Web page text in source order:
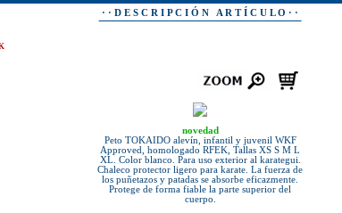
· · D E S C R I P C I Ó N A R T Í C U L O · ·
novedad
Peto TOKAIDO alevín, infantil y juvenil WKF
Approved, homologado RFEK, Tallas XS S M L
XL. Color blanco. Para uso exterior al karategui.
Chaleco protector ligero para karate. La fuerza de
los puñetazos y patadas se absorbe eficazmente.
Protege de forma fiable la parte superior del
cuerpo.